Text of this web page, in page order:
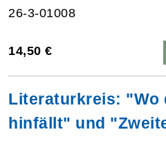
26-3-01008
14,50 €
Literaturkreis: "Wo
hinfällt" und